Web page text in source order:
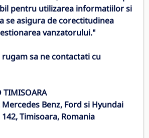
pentru utilizarea informatiilor si
se asigura de corectitudinea
vanzatorului."
sa ne contactati cu
TIMISOARA
Benz, Ford si Hyundai
142, Timisoara, Romania